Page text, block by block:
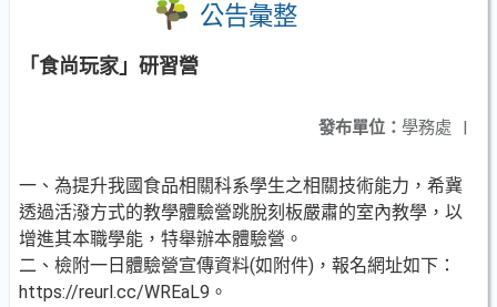
公告彙整
「食尚玩家」研習營
發布單位： 學務處 |
一、為提升我國食品相關科系學生之相關技術能力，希冀
透過活潑方式的教學體驗營跳脫刻板嚴肅的室內教學，以
增進其本職學能，特舉辦本體驗營。
二、檢附一日體驗營宣傳資料(如附件)，報名網址如下：
https://reurl.cc/WREaL9。